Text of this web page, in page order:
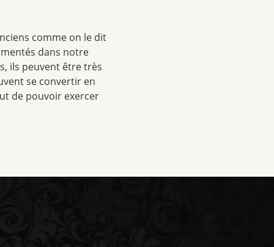
comme on le dit
dans notre
ils peuvent être très
se convertir en
de pouvoir exercer